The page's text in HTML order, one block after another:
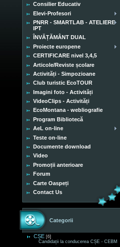
Consilier Educativ
Elevi-Profesori
PNRR - SMARTLAB - ATELIERE
IPT
ÎNVĂȚĂMÂNT DUAL
Proiecte europene
CERTIFICARE nivel 3,4,5
Articole/Reviste școlare
Activități - Simpozioane
Club turistic EcoTOUR
Imagini foto - Activități
VideoClips - Activități
EcoMontana - webliografie
Program Bibliotecă
AeL on-line
Teste on-line
Documente download
Video
Promoții anterioare
Forum
Carte Oaspeți
Contact Us
Categorii
CȘE [6]
Candidații la conducerea CȘE - CEBM